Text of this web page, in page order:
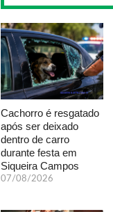
Cachorro é resgatado
após ser deixado
dentro de carro
durante festa em
Siqueira Campos
07/08/2026